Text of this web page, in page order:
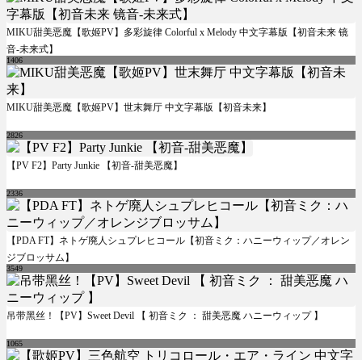
MIKU甜美恶魔【歌姬PV】多彩旋律 Colorful x Melody 中文字幕版【初音未来 镜
音-未来式】
1406
MIKU甜美恶魔【歌姬PV】世末舞厅 中文字幕版【初音未来】
2826
【PV F2】Party Junkie 【初音-甜美恶魔】
2336
【PDA FT】ネトゲ廃人シュプレヒコール【初音ミク：ハニーウィップ／オレン
ジブロッサム】
3549
吊带黑丝！【PV】Sweet Devil 【 初音ミク ： 甜美恶魔 ハニーウィップ 】
1065